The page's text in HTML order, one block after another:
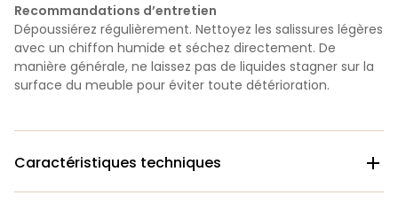
Recommandations d’entretien
Dépoussiérez régulièrement. Nettoyez les salissures légères
avec un chiffon humide et séchez directement. De
manière générale, ne laissez pas de liquides stagner sur la
surface du meuble pour éviter toute détérioration.
Caractéristiques techniques 